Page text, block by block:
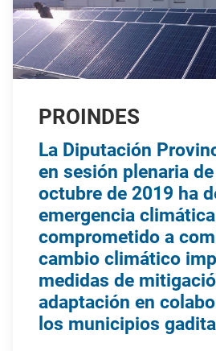
PROINDES
La Diputación
en sesión plenaria
octubre de 2019 ha
emergencia
comprometido a
cambio climático
medidas de
adaptación en
los municipios